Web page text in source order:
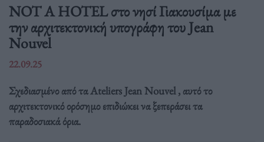
NOT A HOTEL στο νησί Γιακουσίμα με
την αρχιτεκτονική υπογράφη του Jean
Nouvel
22.09.25
Σχεδιασμένο από τα Ateliers Jean Nouvel , αυτό το
αρχιτεκτονικό ορόσημο επιδιώκει να ξεπεράσει τα
παραδοσιακά όρια.